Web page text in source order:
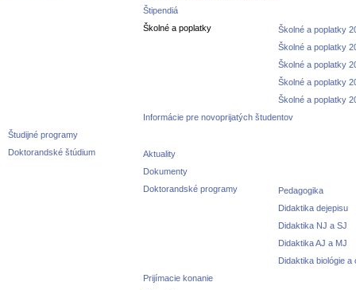
Štipendiá
Školné a poplatky
Školné a poplatky
Školné a poplatky
Školné a poplatky
Školné a poplatky
Školné a poplatky
Informácie pre novoprijatých študentov
Študijné programy
Doktorandské štúdium
Aktuality
Dokumenty
Doktorandské programy
Pedagogika
Didaktika dejepisu
Didaktika NJ a SJ
Didaktika AJ a MJ
Didaktika biológie a
Prijímacie konanie